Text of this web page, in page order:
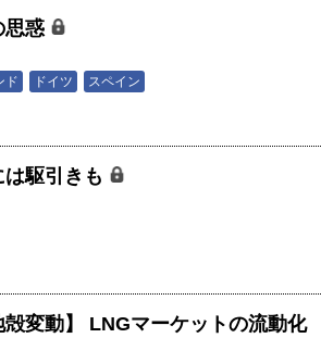
思惑
ド ドイツ スペイン
駆引きも
殻変動】 LNGマーケットの流動化